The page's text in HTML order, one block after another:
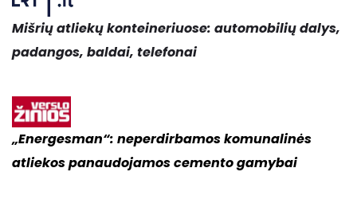
Mišrių atliekų konteineriuose: automobilių dalys,
padangos, baldai, telefonai
„Energesman“: neperdirbamos komunalinės
atliekos panaudojamos cemento gamybai